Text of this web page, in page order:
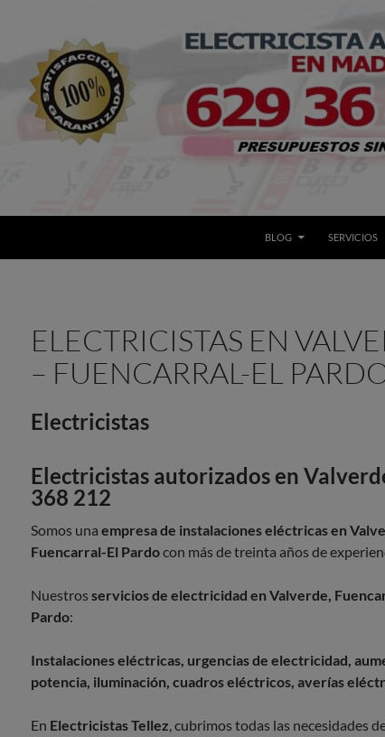
BLOG SERVICIOS
ELECTRICISTAS EN
– FUENCARRAL-EL
Electricistas
Electricistas autorizados en
368 212
Somos una empresa de instalaciones eléctricas en
Fuencarral-El Pardocon más de treinta años de
Nuestros servicios de electricidad en Valverde,
Pardo:
Instalaciones eléctricas, urgencias de electricidad,
potencia, iluminación, cuadros eléctricos, averías
En Electricistas Tellez, cubrimos todas las necesidades